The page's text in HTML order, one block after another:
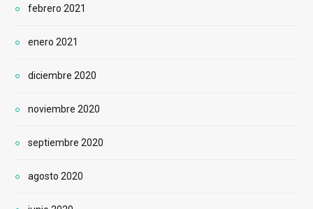
febrero 2021
enero 2021
diciembre 2020
noviembre 2020
septiembre 2020
agosto 2020